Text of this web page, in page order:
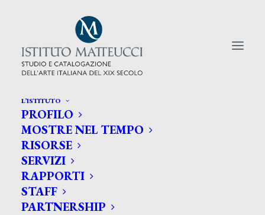
L’ISTITUTO
PROFILO
MOSTRE NEL TEMPO
RISORSE
SERVIZI
RAPPORTI
STAFF
PARTNERSHIP
CERCA TRA GLI ARTISTI:
Search
for: